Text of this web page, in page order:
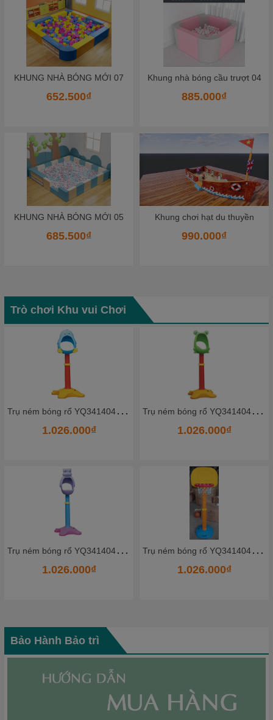
MỚI 07
MỚI 05
Khung nhà bóng cầu trượt 04
Khung chơi hạt du thuyền
KHUNG NHÀ
KHUNG NHÀ
Trò chơi Khu vui Chơi
T
rụ ném bóng rổ YQ341404_7 - HKCBR13
T
rụ ném bóng rổ YQ341404_6 - HKCBR12
T
rụ ném bóng rổ YQ341404_5 - HKCBR11
1.026.000₫
T
rụ ném bóng rổ YQ341404_4 - HKCBR10
1.026.000₫ 1.026.000₫
Bảo Hành Bảo trì